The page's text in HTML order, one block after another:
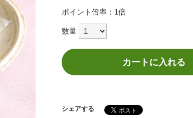
ポイント倍率：1倍
数量
カートに入れる
シェアする